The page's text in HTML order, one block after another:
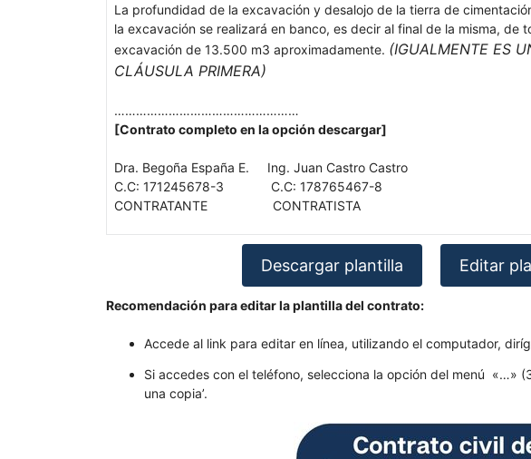
La profundidad de la excavación y desalojo de la tierra de
la excavación se realizará en banco, es decir al final de la misma, de
excavación de 13.500 m3 aproximadamente. (IGUALMENTE ES
CLÁUSULA PRIMERA)
……………………………………………
[Contrato completo en la opción descargar]
Dra. Begoña España E. Ing. Juan Castro Castro
C.C: 171245678-3 C.C: 178765467-8
CONTRATANTE CONTRATISTA
Descargar plantilla Editar
Recomendación para editar la plantilla del contrato:
Accede al link para editar en línea, utilizando el computador,
Si accedes con el teléfono, selecciona la opción del menú «…»
una copia’.